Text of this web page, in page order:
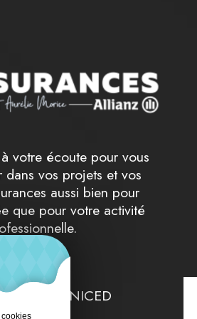
votre écoute pour vous
dans vos projets et vos
aussi bien pour
que pour votre activité
UNIM UNICED
cookies